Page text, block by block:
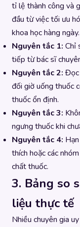
tỉ lệ thành công và
đầu từ việc tối ưu
khoa học hàng ngày.
Nguyên tắc 1: Chỉ
tiếp từ bác sĩ
Nguyên tắc 2: Đọc
đối giờ uống thuốc
thuốc ổn định.
Nguyên tắc 3:
ngưng thuốc khi
Nguyên tắc 4:
thích hoặc các
chất thuốc.
3. Bảng so
liệu thực tế
Nhiều chuyên gia